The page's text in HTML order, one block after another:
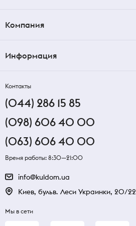
Компания
Информация
Контакты
(044) 286 15 85
(098) 606 40 00
(063) 606 40 00
Время работы: 8:30—21:00
info@kuldom.ua
Киев, бульв. Леси Украинки, 20/22
Мы в сети